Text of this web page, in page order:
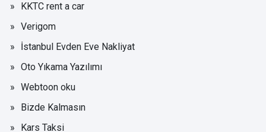
KKTC rent a car
Verigom
İstanbul Evden Eve Nakliyat
Oto Yıkama Yazılımı
Webtoon oku
Bizde Kalmasın
Kars Taksi